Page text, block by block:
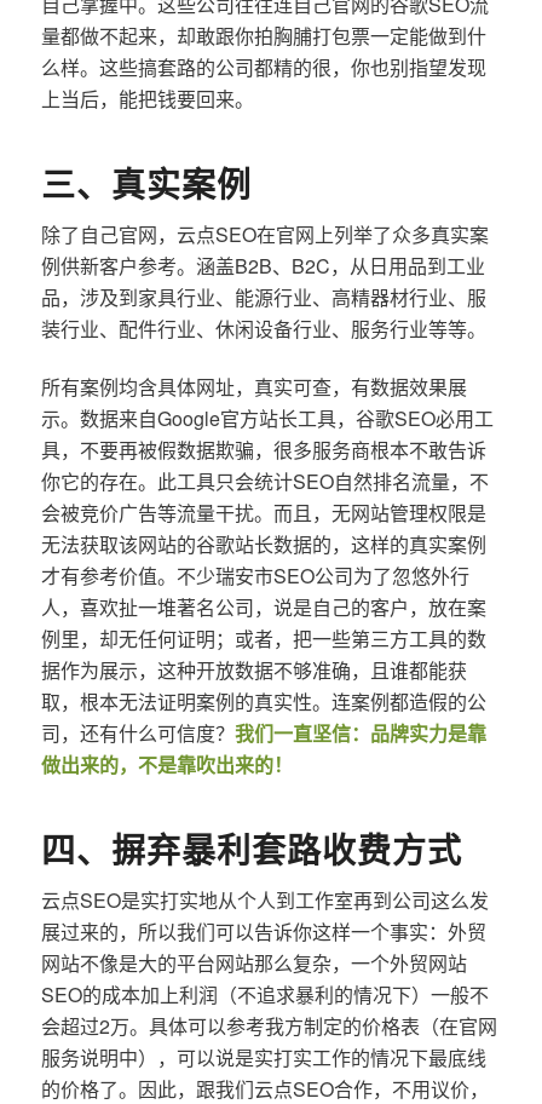
量都做不起来，却敢跟你拍胸脯打包票一定能做到什
么样。这些搞套路的公司都精的很，你也别指望发现
上当后，能把钱要回来。
三、真实案例
除了自己官网，云点SEO在官网上列举了众多真实案
例供新客户参考。涵盖B2B、B2C，从日用品到工业
品，涉及到家具行业、能源行业、高精器材行业、服
装行业、配件行业、休闲设备行业、服务行业等等。
所有案例均含具体网址，真实可查，有数据效果展
示。数据来自Google官方站长工具，谷歌SEO必用工
具，不要再被假数据欺骗，很多服务商根本不敢告诉
你它的存在。此工具只会统计SEO自然排名流量，不
会被竞价广告等流量干扰。而且，无网站管理权限是
无法获取该网站的谷歌站长数据的，这样的真实案例
才有参考价值。不少瑞安市SEO公司为了忽悠外行
人，喜欢扯一堆著名公司，说是自己的客户，放在案
例里，却无任何证明；或者，把一些第三方工具的数
据作为展示，这种开放数据不够准确，且谁都能获
取，根本无法证明案例的真实性。连案例都造假的公
司，还有什么可信度？ 我们一直坚信：品牌实力是靠
做出来的，不是靠吹出来的！
四、摒弃暴利套路收费方式
云点SEO是实打实地从个人到工作室再到公司这么发
展过来的，所以我们可以告诉你这样一个事实：外贸
网站不像是大的平台网站那么复杂，一个外贸网站
SEO的成本加上利润（不追求暴利的情况下）一般不
会超过2万。具体可以参考我方制定的价格表（在官网
服务说明中），可以说是实打实工作的情况下最底线
的价格了。因此，跟我们云点SEO合作，不用议价，